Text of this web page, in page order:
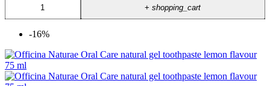
+shopping_cart
-16%